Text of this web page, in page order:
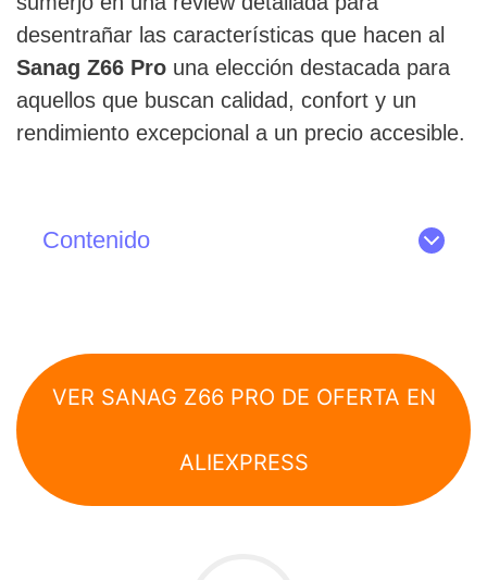
desentrañar las características que hacen al
Sanag Z66 Pro una elección destacada para
aquellos que buscan calidad, confort y un
rendimiento excepcional a un precio accesible.
Contenido
VER SANAG Z66 PRO DE OFERTA EN
ALIEXPRESS